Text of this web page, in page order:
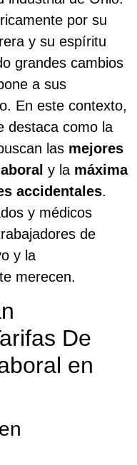
por su
y su espíritu
grandes cambios
a sus
En este contexto,
destaca como la
las mejores
y la máxima
accidentales.
y médicos
de
y la
merecen.
De
en